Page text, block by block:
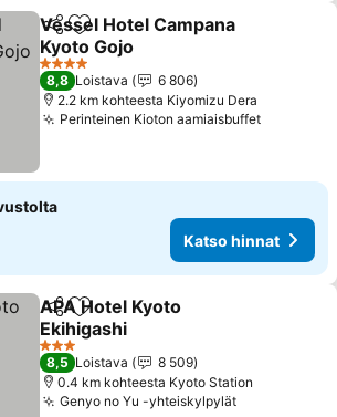
Jaa Lisää suosikkeihin
Vessel Hotel Campana
Kyoto Gojo
Katso hinnat
4 Tähtiluokitus
8,8 Loistava
6 806
2.2 km kohteesta Kiyomizu Dera
Perinteinen Kioton aamiaisbuffetKatso
Katso hinnat
Jaa Lisää suosikkeihin
APA Hotel Kyoto
Ekihigashi
Katso hinnat
3 Tähtiluokitus
8,5 Loistava
8 509
0.4 km kohteesta Kyoto Station
Genyo no Yu -yhteiskylpylätKatso